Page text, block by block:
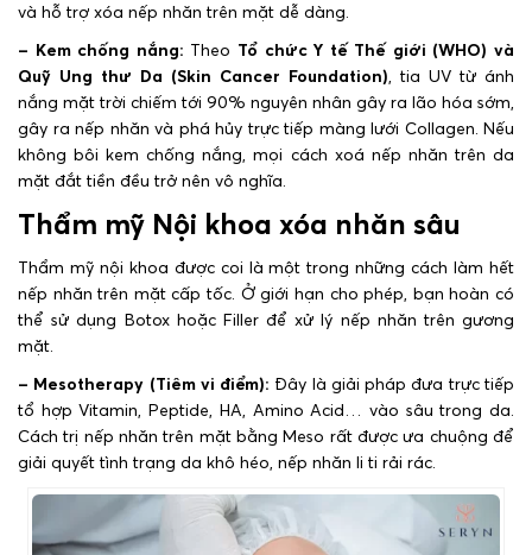
và hỗ trợ xóa nếp nhăn trên mặt dễ dàng.
– Kem chống nắng: Theo Tổ chức Y tế Thế giới (WHO) và
Quỹ Ung thư Da (Skin Cancer Foundation), tia UV từ ánh
nắng mặt trời chiếm tới 90% nguyên nhân gây ra lão hóa sớm,
gây ra nếp nhăn và phá hủy trực tiếp màng lưới Collagen. Nếu
không bôi kem chống nắng, mọi cách xoá nếp nhăn trên da
mặt đắt tiền đều trở nên vô nghĩa.
Thẩm mỹ Nội khoa xóa nhăn sâu
Thẩm mỹ nội khoa được coi là một trong những cách làm hết
nếp nhăn trên mặt cấp tốc. Ở giới hạn cho phép, bạn hoàn có
thể sử dụng Botox hoặc Filler để xử lý nếp nhăn trên gương
mặt.
– Mesotherapy (Tiêm vi điểm): Đây là giải pháp đưa trực tiếp
tổ hợp Vitamin, Peptide, HA, Amino Acid… vào sâu trong da.
Cách trị nếp nhăn trên mặt bằng Meso rất được ưa chuộng để
giải quyết tình trạng da khô héo, nếp nhăn li ti rải rác.